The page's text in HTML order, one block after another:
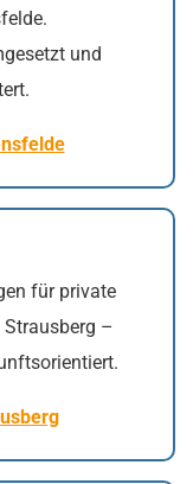
und
für private
–